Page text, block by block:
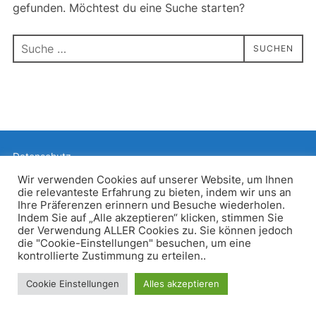
gefunden. Möchtest du eine Suche starten?
Suchen
nach:
SUCHEN
Datenschutz
Inspiro WordPress Theme von WPZOOM
Wir verwenden Cookies auf unserer Website, um Ihnen
die relevanteste Erfahrung zu bieten, indem wir uns an
Ihre Präferenzen erinnern und Besuche wiederholen.
Indem Sie auf „Alle akzeptieren“ klicken, stimmen Sie
der Verwendung ALLER Cookies zu. Sie können jedoch
die "Cookie-Einstellungen" besuchen, um eine
kontrollierte Zustimmung zu erteilen..
Cookie Einstellungen Alles akzeptieren